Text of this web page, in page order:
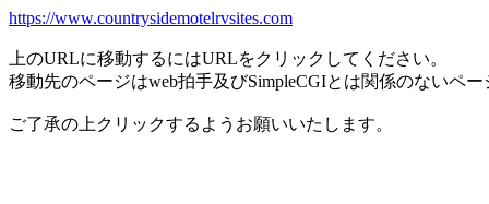
https://www.countrysidemotelrvsites.com
上のURLに移動するにはURLをクリックしてください。
移動先のページはweb拍手及びSimpleCGIとは関係のないペ
ご了承の上クリックするようお願いいたします。